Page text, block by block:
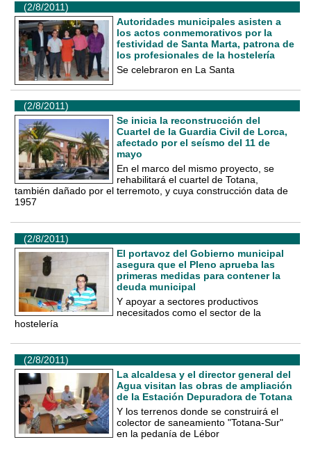
(2/8/2011)
Autoridades municipales asisten a
los actos conmemorativos por la
festividad de Santa Marta, patrona de
los profesionales de la hostelería
Se celebraron en La Santa
(2/8/2011)
Se inicia la reconstrucción del
Cuartel de la Guardia Civil de Lorca,
afectado por el seísmo del 11 de
mayo
En el marco del mismo proyecto, se
rehabilitará el cuartel de Totana,
también dañado por el terremoto, y cuya construcción data de
1957
(2/8/2011)
El portavoz del Gobierno municipal
asegura que el Pleno aprueba las
primeras medidas para contener la
deuda municipal
Y apoyar a sectores productivos
necesitados como el sector de la
hostelería
(2/8/2011)
La alcaldesa y el director general del
Agua visitan las obras de ampliación
de la Estación Depuradora de Totana
Y los terrenos donde se construirá el
colector de saneamiento "Totana-Sur"
en la pedanía de Lébor